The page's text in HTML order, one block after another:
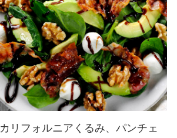
カリフォルニアくるみ、パンチェ